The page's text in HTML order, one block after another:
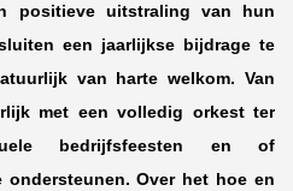
positieve uitstraling van hun
een jaarlijkse bijdrage te
van harte welkom. Van
met een volledig orkest ter
bedrijfsfeesten en of
Over het hoe en